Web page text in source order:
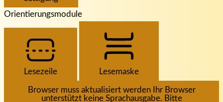
Orientierungsmodule
Lesezeile Lesemaske
Browser muss aktualisiert werden
Ihr Browser
unterstützt keine Sprachausgabe. Bitte